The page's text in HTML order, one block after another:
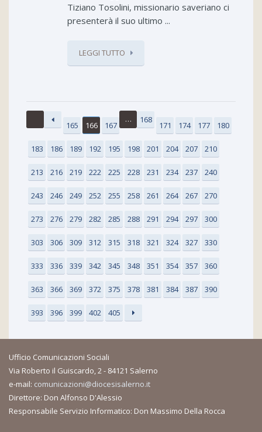
Tiziano Tosolini, missionario saveriano ci
presenterà il suo ultimo ...
LEGGI TUTTO
165 166 167
… 168
171 174 177 180
183 186 189 192 195 198 201 204 207 210
213 216 219 222 225 228 231 234 237 240
243 246 249 252 255 258 261 264 267 270
273 276 279 282 285 288 291 294 297 300
303 306 309 312 315 318 321 324 327 330
333 336 339 342 345 348 351 354 357 360
363 366 369 372 375 378 381 384 387 390
393 396 399 402 405
Ufficio Comunicazioni Sociali
Via Roberto il Guiscardo, 2 - 84121 Salerno
e-mail: comunicazioni@diocesisalerno.it
Direttore: Don Alfonso D'Alessio
Responsabile Servizio Informatico: Don Massimo Della Rocca